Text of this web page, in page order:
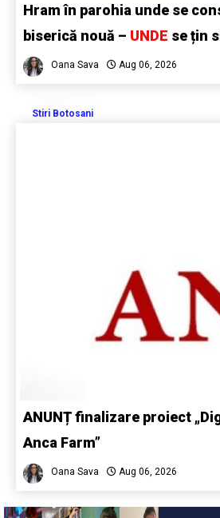
Hram în parohia unde se
biserică nouă – UNDE se țin
Oana Sava Aug 06, 2026
Stiri Botosani
ANUNȚ finalizare proiect
Anca Farm”
Oana Sava Aug 06, 2026